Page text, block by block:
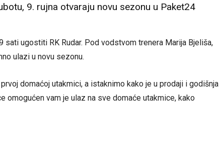
9. rujna otvaraju novu sezonu u Paket24
ugostiti RK Rudar. Pod vodstvom trenera Marija Bjeliša,
ulazi u novu sezonu.
domaćoj utakmici, a istaknimo kako je u prodaji i godišnja
omogućen vam je ulaz na sve domaće utakmice, kako